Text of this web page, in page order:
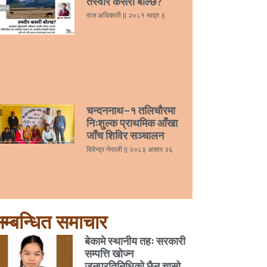
राज अधिकारी २०८१ भाद्र ३
चन्दननाथ–१ तलिचौरमा
निःशुल्क प्राथमिक आँखा
जाँच शिविर सञ्चालन
विवेन्द्र नेपाली २०८३ असार २६
समाचार
बेकामे स्थानीय तहः सरकारी
सम्पत्ति खोज्न